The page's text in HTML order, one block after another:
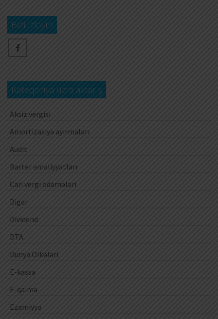
Bizi izləyin
Kateqoriya üzrə axtarış
Aksiz vergisi
Amortizasiya ayırmaları
Audit
Barter əməliyyatları
Cari vergi ödəmələri
Digər
Dividend
DTA
Dünya Ölkələri
E-kassa
E-qaimə
Ezamiyyə